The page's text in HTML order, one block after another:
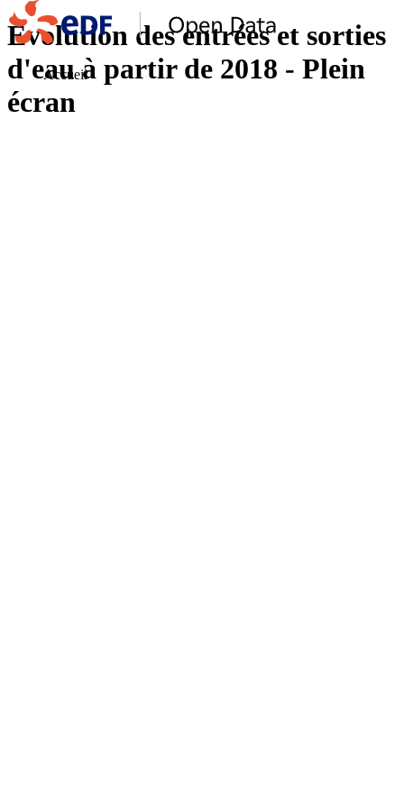
Accueil
Evolution des entrées et sorties
d'eau à partir de 2018 - Plein
écran